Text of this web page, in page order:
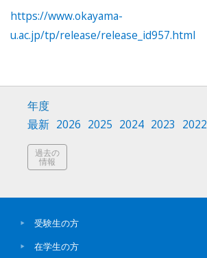
https://www.okayama-
u.ac.jp/tp/release/release_id957.html
年度
最新 2026 2025 2024 2023 2022
過去の
情報
受験生の方
在学生の方